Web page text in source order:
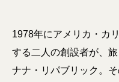
1978年にアメリカ・カ
する二人の創設者が、
ナナ・リパブリック。